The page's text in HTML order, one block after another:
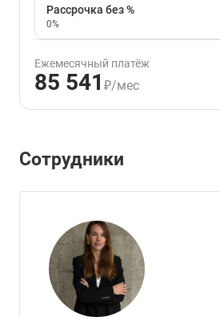
Рассрочка без %
0%
Ежемесячный платёж
85 541 ₽/мес
Сотрудники